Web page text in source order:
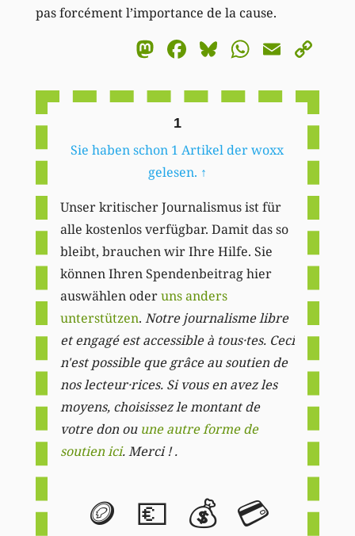
pas forcément l’importance de la cause.
Mastodon
Facebook
BlueskyEmail
1
Sie haben schon 1 Artikel der woxx
gelesen. ↑
Unser kritischer Journalismus ist für
alle kostenlos verfügbar. Damit das so
bleibt, brauchen wir Ihre Hilfe. Sie
können Ihren Spendenbeitrag hier
auswählen oderuns anders
unterstützen. Notre journalisme libre
et engagé est accessible à tous·tes. Ceci
n'est possible que grâce au soutien de
nos lecteur·rices. Si vous en avez les
moyens, choisissez le montant de
votre don ou une autre forme de
soutien ici. Merci ! .
🪙 💶 💰 💳